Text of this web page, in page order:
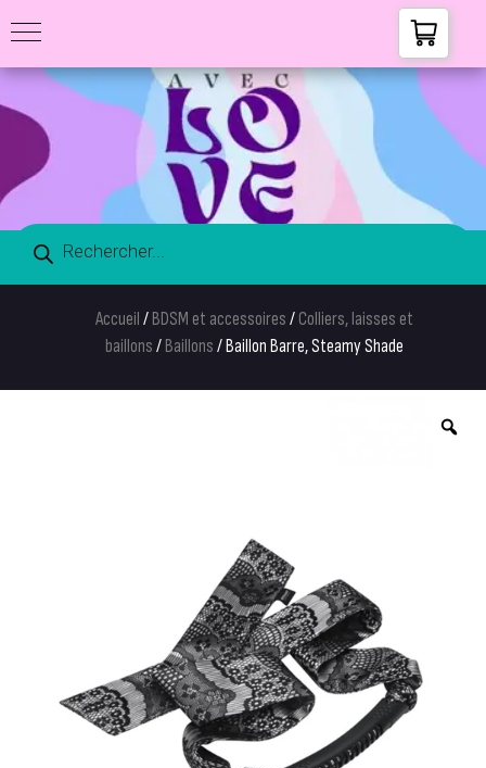
Accueil / BDSM et accessoires / Colliers, laisses et
baillons / Baillons / Baillon Barre, Steamy Shade